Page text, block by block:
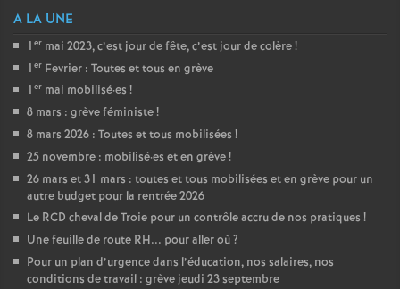
A LA UNE
1 er mai 2023, c’est jour de fête, c’est jour de colère!
1 er Fevrier : Toutes et tous en grève
1 er mai mobilisé·es !
8 mars : grève féministe!
8 mars 2026 : Toutes et tous mobilisées !
25 novembre : mobilisé·es et en grève!
26 mars et 31 mars : toutes et tous mobilisées et en grève pour un
autre budget pour la rentrée 2026
Le RCD cheval de Troie pour un contrôle accru de nos pratiques !
Une feuille de route RH... pour aller où?
Pour un plan d’urgence dans l’éducation, nos salaires, nos
conditions de travail : grève jeudi 23 septembre